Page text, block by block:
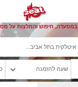
חיפוש והמלצות על